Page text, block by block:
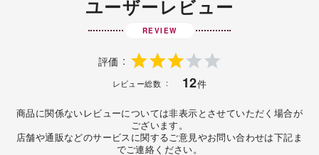
ユーザーレビュー
REVIEW
評価
レビュー総数 12件
商品に関係ないレビューについては非表示とさせていただく場合が
ございます。
店舗や通販などのサービスに関するご意見やお問い合わせは下記ま
でご連絡ください。